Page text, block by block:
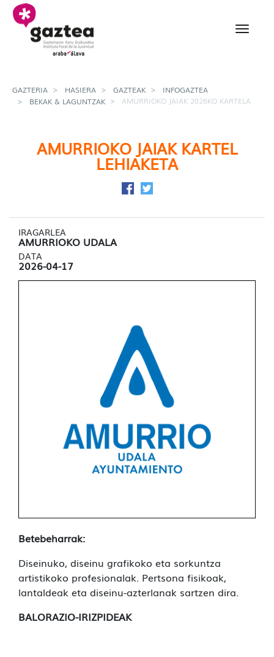
Eduki nagusira joan
Amurrioko jaiak
GAZTERIA HASIERA GAZTEAK
INFOGAZTEA
BEKAK & LAGUNTZAK
AMURRIOKO JAIAK 2026KO KARTELA
AMURRIOKO JAIAK KARTEL
LEHIAKETA
Facebook-en partekatu
Twitter-en partekatu
IRAGARLEA
AMURRIOKO UDALA
DATA
2026-04-17
Betebeharrak:
Diseinuko, diseinu grafikoko eta sorkuntza
artistikoko profesionalak. Pertsona fisikoak,
lantaldeak eta diseinu-azterlanak sartzen dira.
BALORAZIO-IRIZPIDEAK